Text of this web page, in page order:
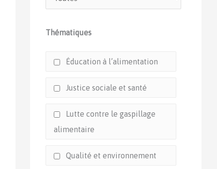
Thématiques
Éducation à l’alimentation
Justice sociale et santé
Lutte contre le gaspillage
alimentaire
Qualité et environnement